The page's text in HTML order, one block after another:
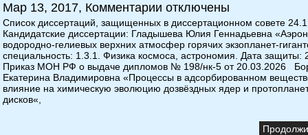
Мар 13, 2017, Комментарии отключены
Список диссертаций, защищенных в диссертационном совете
Кандидатские диссертации: Гладышева Юлия Геннадьевна
водородно-гелиевых верхних атмосфер горячих экзопланет-
специальность: 1.3.1. Физика космоса, астрономия. Дата защиты:
Приказ МОН РФ о выдаче дипломов № 198/нк-5 от 20.03.2026
Екатерина Владимировна «Процессы в адсорбированном
влияние на химическую эволюцию дозвёздных ядер и
дисков«,